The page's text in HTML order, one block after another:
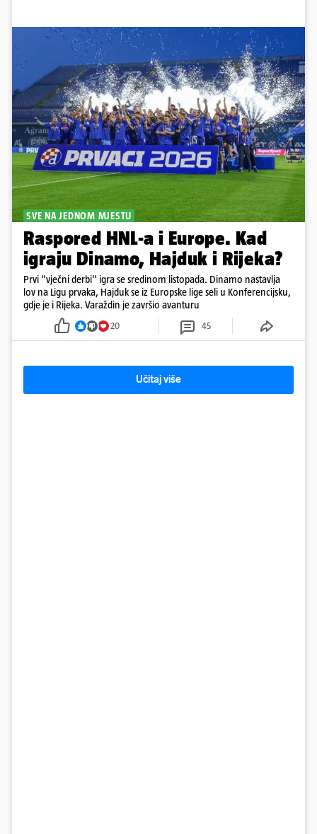
SVE NA JEDNOM MJESTU
Raspored HNL-a i Europe. Kad
igraju Dinamo, Hajduk i Rijeka?
Prvi "vječni derbi" igra se sredinom listopada. Dinamo nastavlja
lov na Ligu prvaka, Hajduk se iz Europske lige seli u Konferencijsku,
gdje je i Rijeka. Varaždin je završio avanturu
20 45
Učitaj više